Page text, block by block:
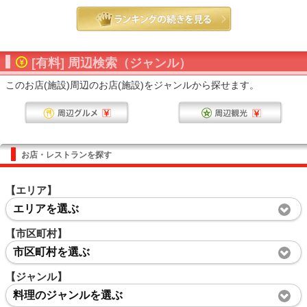
[有料] 周辺検索（ジャンル）
このお店(施設)周辺のお店(施設)をジャンルから探せます。
お店・レストランを探す
【エリア】
エリアを選ぶ
【市区町村】
市区町村を選ぶ
【ジャンル】
料理のジャンルを選ぶ